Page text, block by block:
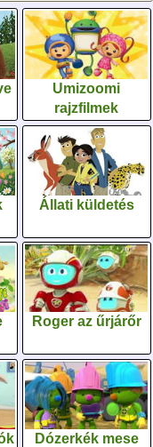
Umizoomi
rajzfilmek
Állati küldetés
Roger az űrjárőr
Dózerkék mese